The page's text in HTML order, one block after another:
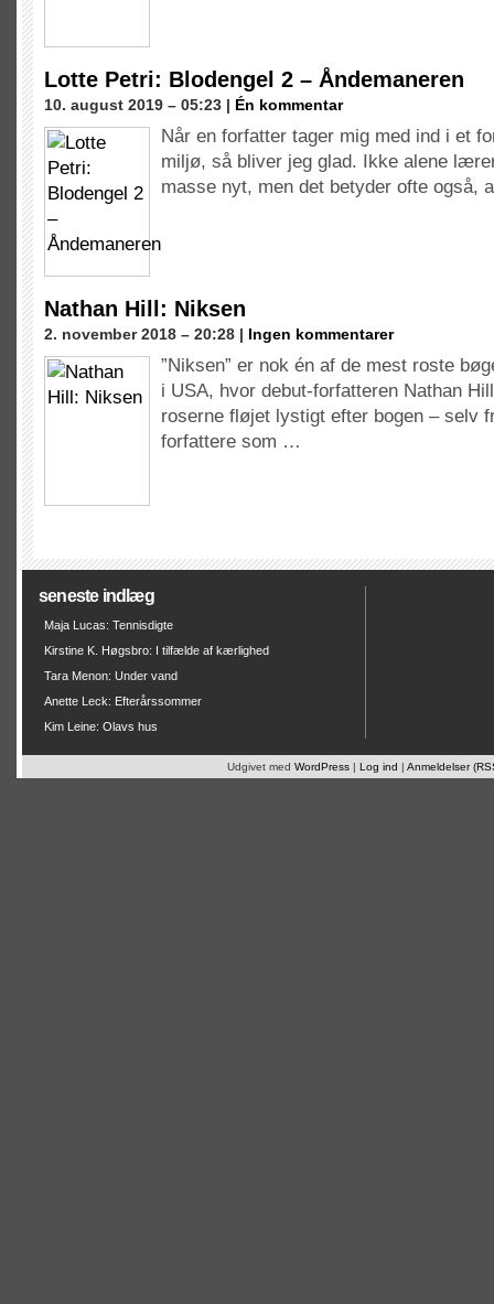
Lotte Petri: Blodengel 2 – Åndemaneren
10. august 2019 – 05:23 | Én kommentar
Når en forfatter tager mig med ind i et
miljø, så bliver jeg glad. Ikke alene
masse nyt, men det betyder ofte også,
Nathan Hill: Niksen
2. november 2018 – 20:28 | Ingen kommentarer
”Niksen” er nok én af de mest roste
i USA, hvor debut-forfatteren Nathan
roserne fløjet lystigt efter bogen – selv
forfattere som …
seneste indlæg
Maja Lucas: Tennisdigte
Kirstine K. Høgsbro: I tilfælde af kærlighed
Tara Menon: Under vand
Anette Leck: Efterårssommer
Kim Leine: Olavs hus
Udgivet med WordPress | Log ind | Anmeldelser